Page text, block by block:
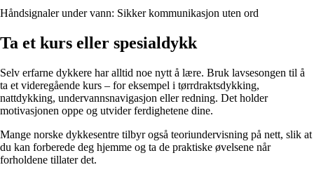
Håndsignaler under vann: Sikker kommunikasjon uten ord
Ta et kurs eller spesialdykk
Selv erfarne dykkere har alltid noe nytt å lære. Bruk lavsesongen til å
ta et videregående kurs – for eksempel i tørrdraktsdykking,
nattdykking, undervannsnavigasjon eller redning. Det holder
motivasjonen oppe og utvider ferdighetene dine.
Mange norske dykkesentre tilbyr også teoriundervisning på nett, slik at
du kan forberede deg hjemme og ta de praktiske øvelsene når
forholdene tillater det.